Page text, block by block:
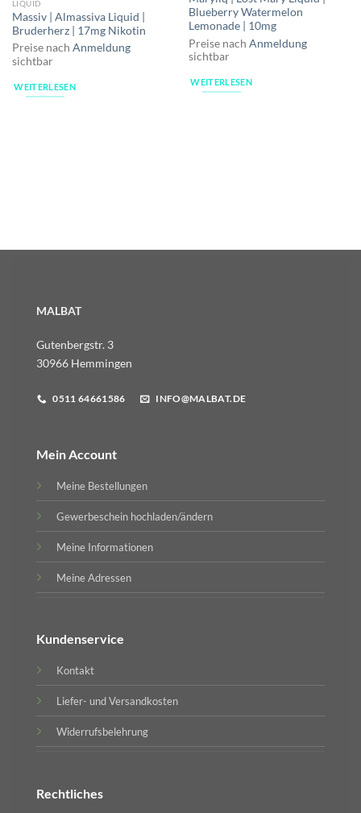
LIQUID
Massiv | Almassiva Liquid |
Bruderherz | 17mg Nikotin
Preise nach Anmeldung
sichtbar
WEITERLESEN
Blueberry Watermelon
Lemonade | 10mg
Preise nach Anmeldung
sichtbar
WEITERLESEN
MALBAT
Gutenbergstr. 3
30966 Hemmingen
0511 64661586 INFO@MALBAT.DE
Mein Account
Meine Bestellungen
Gewerbeschein hochladen/ändern
Meine Informationen
Meine Adressen
Kundenservice
Kontakt
Liefer- und Versandkosten
Widerrufsbelehrung
Rechtliches